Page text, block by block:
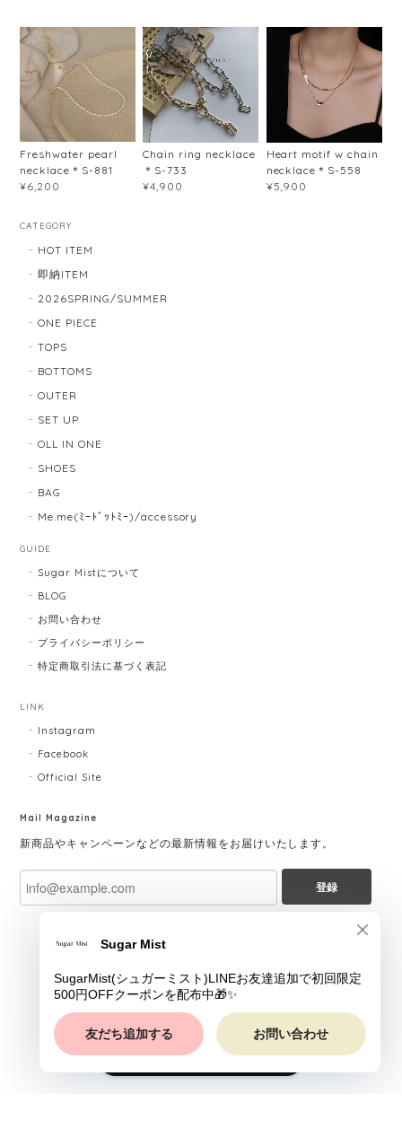
Freshwater pearl
necklace＊S-881
¥6,200
Chain ring necklace
＊S-733
¥4,900
Heart motif w chain
necklace＊S-558
¥5,900
CATEGORY
HOT ITEM
即納ITEM
2026SPRING/SUMMER
ONE PIECE
TOPS
BOTTOMS
OUTER
SET UP
OLL IN ONE
SHOES
BAG
Me.me(ﾐｰﾄﾞｯﾄﾐｰ)/accessory
GUIDE
Sugar Mistについて
BLOG
お問い合わせ
プライバシーポリシー
特定商取引法に基づく表記
LINK
Instagram
Facebook
Official Site
Mail Magazine
新商品やキャンペーンなどの最新情報をお届けいたします。
登録
ショップに質問する